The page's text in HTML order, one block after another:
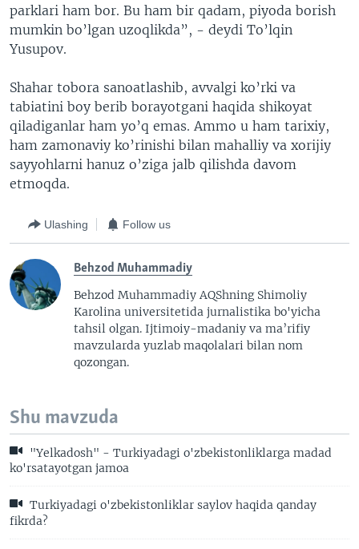
parklari ham bor. Bu ham bir qadam, piyoda borish
mumkin bo’lgan uzoqlikda”, - deydi To’lqin
Yusupov.
Shahar tobora sanoatlashib, avvalgi ko’rki va
tabiatini boy berib borayotgani haqida shikoyat
qiladiganlar ham yo’q emas. Ammo u ham tarixiy,
ham zamonaviy ko’rinishi bilan mahalliy va xorijiy
sayyohlarni hanuz o’ziga jalb qilishda davom
etmoqda.
Ulashing Follow us
Behzod Muhammadiy
Behzod Muhammadiy AQShning Shimoliy
Karolina universitetida jurnalistika bo'yicha
tahsil olgan. Ijtimoiy-madaniy va ma’rifiy
mavzularda yuzlab maqolalari bilan nom
qozongan.
Shu mavzuda
"Yelkadosh" - Turkiyadagi o'zbekistonliklarga madad
ko'rsatayotgan jamoa
Turkiyadagi o'zbekistonliklar saylov haqida qanday
fikrda?